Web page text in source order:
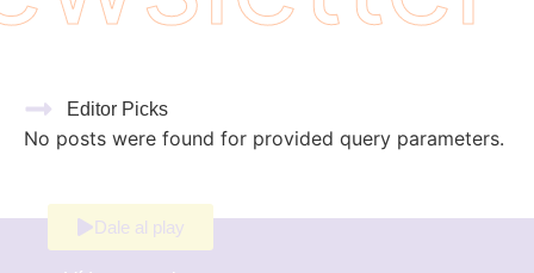
Editor Picks
No posts were found for provided query parameters.
Dale al play